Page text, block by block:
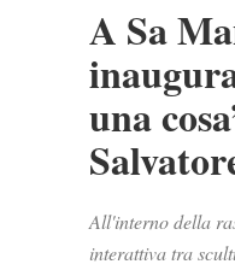
A Sa
una
All'interno della
interattiva tra